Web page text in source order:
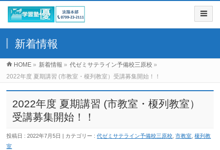
新着情報
HOME » 新着情報 » 代ゼミサテライン予備校三原校 »
2022年度 夏期講習 (市教室・榎列教室）受講募集開始！！
2022年度 夏期講習 (市教室・榎列教室）
受講募集開始！！
投稿日 : 2022年7月5日 カテゴリー :代ゼミサテライン予備校三原校 ,市教室 ,榎列教
室